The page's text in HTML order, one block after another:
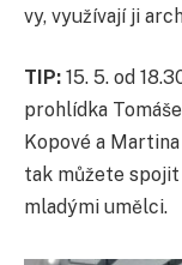
vy, využívají ji
TIP: 15. 5. od
prohlídka
Kopové a
tak můžete
mladými umělci.